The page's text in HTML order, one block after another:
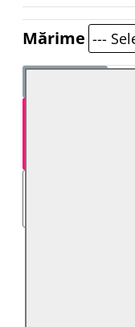
Mărime